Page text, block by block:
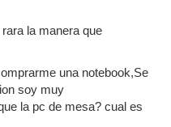
la manera que
una notebook,Se
soy muy
la pc de mesa? cual es